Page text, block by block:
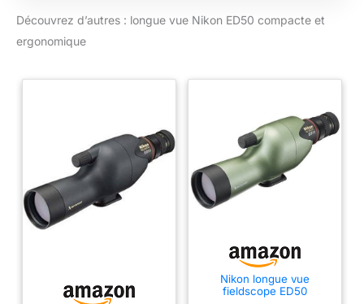
Découvrez d’autres : longue vue Nikon ED50 compacte et
ergonomique
Nikon longue vue
fieldscope ED50